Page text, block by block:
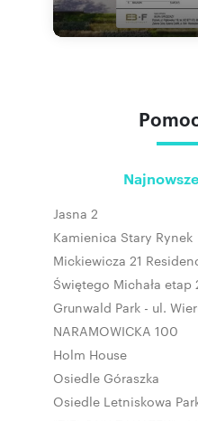
Jasna 2
Kamienica Stary Rynek
Mickiewicza 21
Świętego Michała etap
Grunwald Park - ul.
NARAMOWICKA 100
Holm House
Osiedle Góraszka
Osiedle Letniskowa